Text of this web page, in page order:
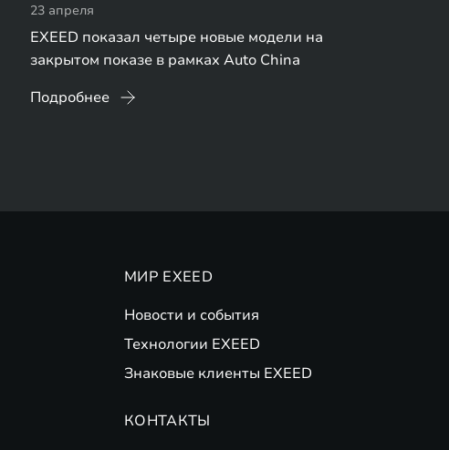
23 апреля
EXEED показал четыре новые модели на
закрытом показе в рамках Auto China
Подробнее
МИР EXEED
Новости и события
Технологии EXEED
Знаковые клиенты EXEED
КОНТАКТЫ